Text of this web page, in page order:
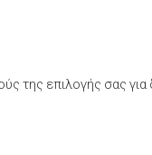
της επιλογής σας